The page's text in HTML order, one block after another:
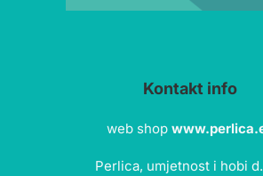
Kontakt info
web shop
Perlica, umjetnost i hobi